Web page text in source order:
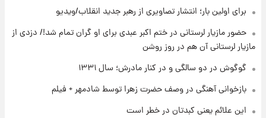
۲۳ ساعت پیش
تیم را ترک کرد!
برای اولین بار؛ انتشار تصاویری از رهبر جدید انقلاب/ویدیو
حضور مازیار لرستانی در ختم اکبر عبدی برای او گران تمام شد!/ دزدی از
مازیار لرستانی آن هم در روز روشن
گوگوش در دو سالگی و در کنار مادرش؛ سال ۱۳۳۱
بازخوانی آهنگی در وصف حضرت زهرا توسط شادمهر + فیلم
این علائم یعنی کبدتان در خطر است